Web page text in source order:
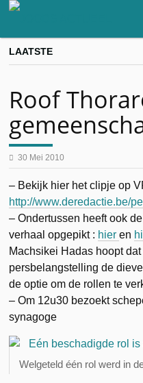
LAATSTE
Roof
30 Mei 2010
– Bekijk hier het clipje op
http://www.deredactie.be/
– Ondertussen heeft ook
verhaal opgepikt : hieren
Machsikei Hadas hoopt
persbelangstelling de
de optie om de rollen te
– Om 12u30 bezoekt
synagoge
Welgeteld één rol werd in